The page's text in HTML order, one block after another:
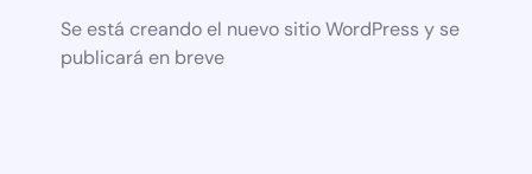
Se está creando el nuevo sitio WordPress y se
publicará en breve